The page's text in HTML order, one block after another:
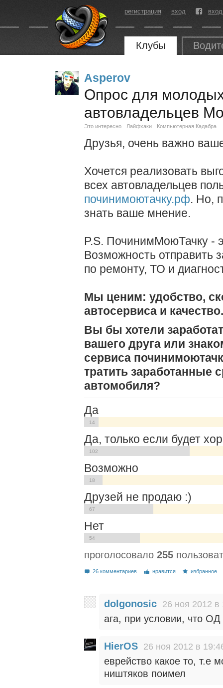
регистрация вход
Клубы
Asperov
Опрос для
автовладельцев
Это интересно Лайфхаки Компьютерная Кадабра
Друзья, очень важно
Хочется реализовать
всех автовладельцев
починимоютачку.рф. Но,
знать ваше мнение.
P.S. ПочинимМоюТачку -
Возможность отправить
по ремонту, ТО и
Мы ценим: удобство,
автосервиса и качество.
Вы бы хотели
вашего друга или
сервиса
тратить заработанные
автомобиля?
Да
14
Да, только если будет
102
Возможно
18
Друзей не продаю :)
67
Нет
54
проголосовало 255
26 комментариев нравится избранное
dolgonosic 26 ноя 2012 в
ага, при условии, что ОД
HierOS 26 ноя 2012 в
еврейство какое то, т.е
ништяков поимел